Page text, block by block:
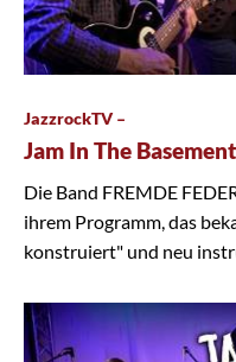
JazzrockTV –
Jam In The
Die Band FREMDE
ihrem Programm, das
konstruiert" und neu